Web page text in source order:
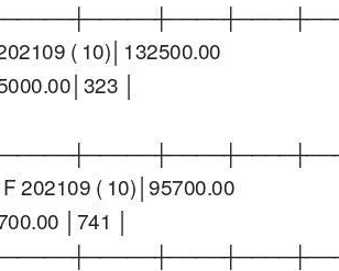
( 10)│132500.00
│
202109 ( 10)│95700.00
│741 │